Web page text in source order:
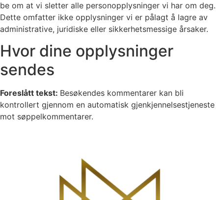
be om at vi sletter alle personopplysninger vi har om deg.
Dette omfatter ikke opplysninger vi er pålagt å lagre av
administrative, juridiske eller sikkerhetsmessige årsaker.
Hvor dine opplysninger
sendes
Foreslått tekst: Besøkendes kommentarer kan bli
kontrollert gjennom en automatisk gjenkjennelsestjeneste
mot søppelkommentarer.